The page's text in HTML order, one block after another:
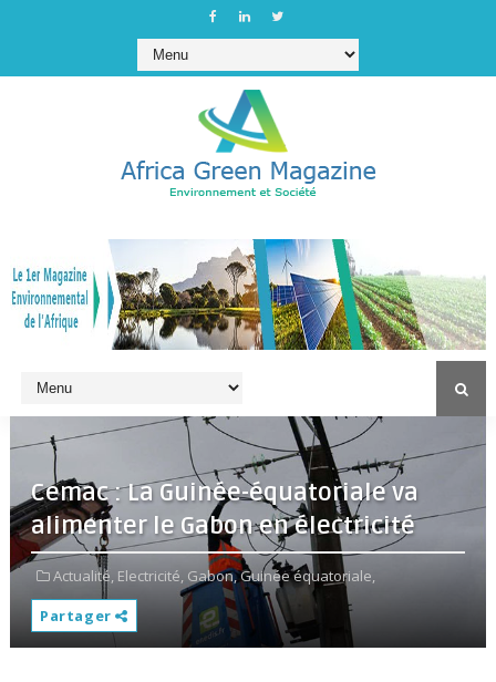
Cemac : La Guinée-équatoriale va
alimenter le Gabon en électricité
Actualité, Electricité, Gabon,Guinée équatoriale,
Partager